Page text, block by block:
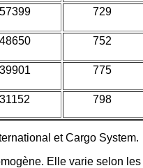
729
752
775
798
et Cargo System.
Elle varie selon